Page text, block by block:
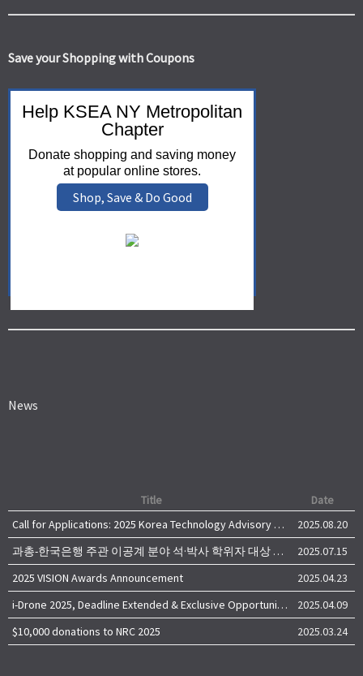
Save your Shopping with Coupons
Help KSEA NY Metropolitan
Chapter
Donate shopping and saving money
at popular online stores.
Shop, Save & Do Good
News
Title
Date
Call for Applications: 2025 Korea Technology Advisory Group (K-TAG)
2025.08.20
과총-한국은행 주관 이공계 분야 석·박사 학위자 대상 서베이
2025.07.15
2025 VISION Awards Announcement
2025.04.23
i-Drone 2025, Deadline Extended & Exclusive Opportunity to Travel to Korea!
2025.04.09
$10,000 donations to NRC 2025
2025.03.24